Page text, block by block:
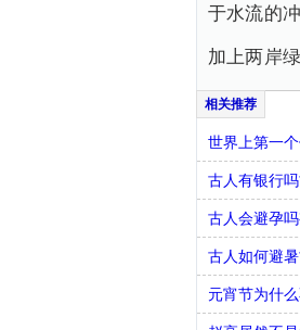
于水流的
加上两岸
世界上第一
古人有银行
古人会避孕
古人如何避
元宵节为什